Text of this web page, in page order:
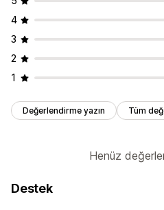
4
3
2
1
Değerlendirme yazın Tüm
Henüz
Destek